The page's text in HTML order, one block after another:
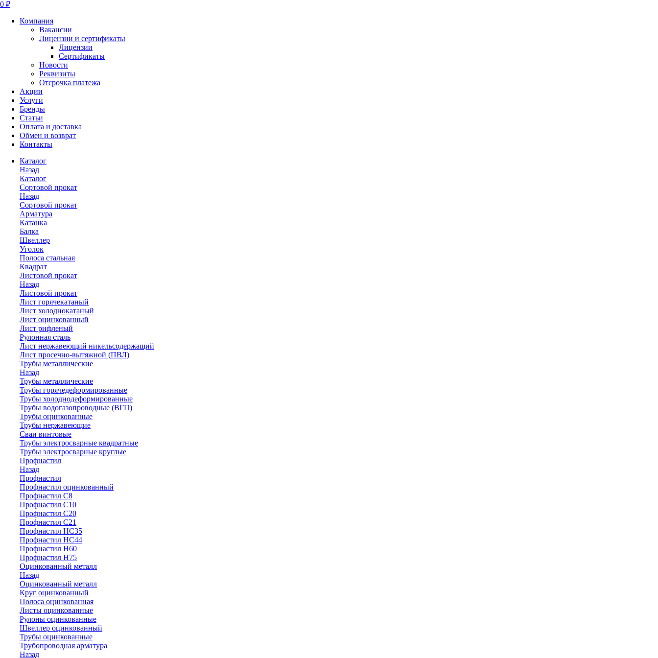
0 ₽
Компания
Вакансии
Лицензии и сертификаты
Лицензии
Сертификаты
Новости
Реквизиты
Отсрочка платежа
Акции
Услуги
Бренды
Статьи
Оплата и доставка
Обмен и возврат
Контакты
Каталог
Назад
Каталог
Сортовой прокат
Назад
Сортовой прокат
Арматура
Катанка
Балка
Швеллер
Уголок
Полоса стальная
Квадрат
Листовой прокат
Назад
Листовой прокат
Лист горячекатаный
Лист холоднокатаный
Лист оцинкованный
Лист рифленый
Рулонная сталь
Лист нержавеющий никельсодержащий
Лист просечно-вытяжной (ПВЛ)
Трубы металлические
Назад
Трубы металлические
Трубы горячедеформированные
Трубы холоднодеформированные
Трубы водогазопроводные (ВГП)
Трубы оцинкованные
Трубы нержавеющие
Сваи винтовые
Трубы электросварные квадратные
Трубы электросварные круглые
Профнастил
Назад
Профнастил
Профнастил оцинкованный
Профнастил С8
Профнастил С10
Профнастил С20
Профнастил С21
Профнастил НС35
Профнастил НС44
Профнастил Н60
Профнастил Н75
Оцинкованный металл
Назад
Оцинкованный металл
Круг оцинкованный
Полоса оцинкованная
Листы оцинкованные
Рулоны оцинкованные
Швеллер оцинкованный
Трубы оцинкованные
Трубопроводная арматура
Назад